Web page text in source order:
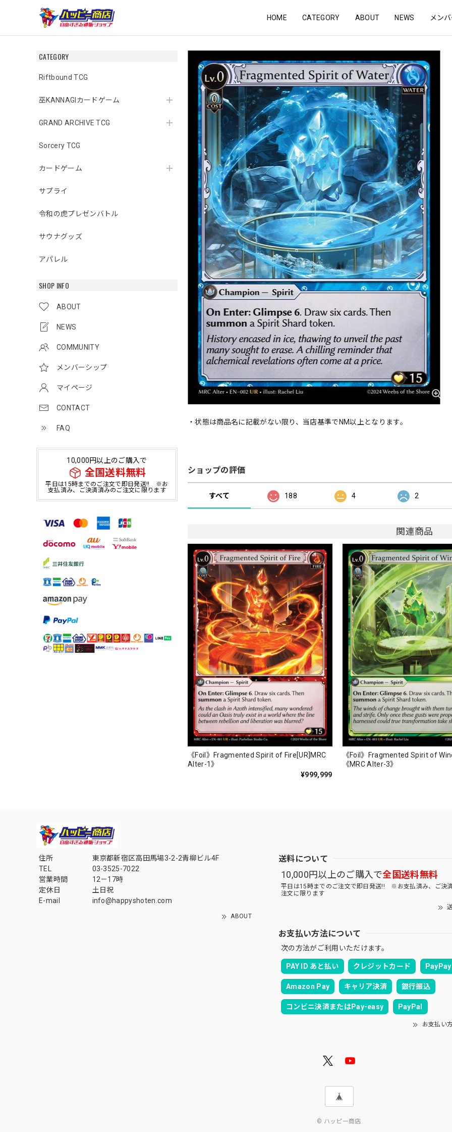
HOME CATEGORY ABOUT NEWS メン
CATEGORY
Riftbound TCG
巫KANNAGIカードゲーム
GRAND ARCHIVE TCG
Sorcery TCG
カードゲーム
サプライ
令和の虎プレゼンバトル
サウナグッズ
アパレル
SHOP INFO
ABOUT
NEWS
COMMUNITY
メンバーシップ
マイページ
CONTACT
FAQ
10,000円以上のご購入で
全国送料無料
平日は15時までのご注文で即日発送!! ※お
支払済み、ご決済済みのご注文に限ります
・状態は商品名に記載がない限り、当店基準でNM以上となります。
ショップの評価
すべて 188 4 2
関連商品
《Foil》Fragmented Spirit of Fire[UR]MRC
Alter-1》
¥999,999
《Foil》Fragmented Spirit of
《MRC Alter-3》
住所
東京都新宿区高田馬場3-2-2青柳ビル4F
TEL
03-3525-7022
営業時間
12－17時
定休日
土日祝
E-mail
info@happyshoten.com
ABOUT
送料について
10,000円以上のご購入で全国送料無料
平日は15時までのご注文で即日発送!! ※お支払済み、ご決
注文に限ります
お支払い方法について
次の方法がご利用いただけます。
PAY ID あと払い クレジットカード PayPay
Amazon Pay キャリア決済 銀行振込
コンビニ決済またはPay-easy PayPal
お支払い
© ハッピー商店